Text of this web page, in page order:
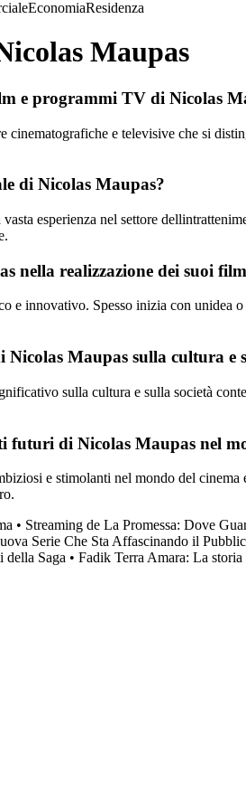
EconomiaResidenza
Maupas
e programmi TV di Nicolas
cinematografiche e televisive che si
di Nicolas Maupas?
esperienza nel settore
nella realizzazione dei suoi
e innovativo. Spesso inizia con
Maupas sulla cultura e
sulla cultura e sulla società
futuri di Nicolas Maupas nel
e stimolanti nel mondo del
• Streaming de La Promessa: Dove
Serie Che Sta Affascinando il
Saga • Fadik Terra Amara: La storia